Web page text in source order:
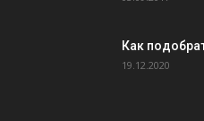
Как
19.12.2020